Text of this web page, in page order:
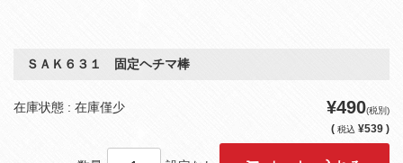
ＳＡＫ６３１ 固定ヘチマ棒
在庫状態 : 在庫僅少 ¥490(税別)
( 税込 ¥539 )